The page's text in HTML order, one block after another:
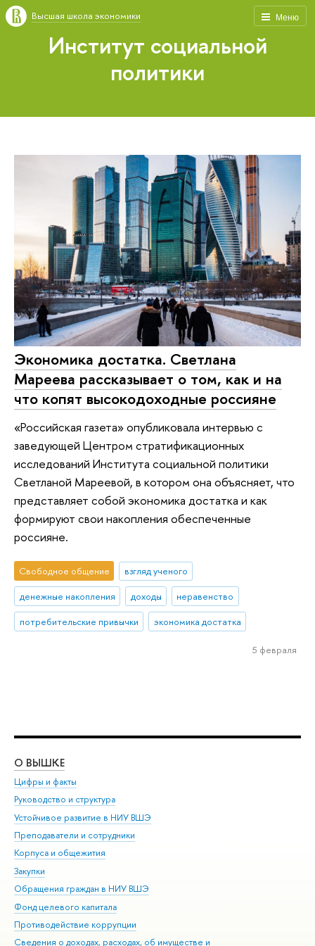
Меню
Высшая школа экономики
Институт социальной
политики
Экономика достатка. Светлана
Мареева рассказывает о том, как и на
что копят высокодоходные россияне
«Российская газета» опубликовала интервью с
заведующей Центром стратификационных
исследований Института социальной политики
Светланой Мареевой, в котором она объясняет, что
представляет собой экономика достатка и как
формируют свои накопления обеспеченные
россияне.
Свободное общение
взгляд ученого
денежные накопления
доходы
неравенство
потребительские привычки
экономика достатка
5 февраля
О ВЫШКЕ
Цифры и факты
Руководство и структура
Устойчивое развитие в НИУ ВШЭ
Преподаватели и сотрудники
Корпуса и общежития
Закупки
Обращения граждан в НИУ ВШЭ
Фонд целевого капитала
Противодействие коррупции
Сведения о доходах, расходах, об имуществе и